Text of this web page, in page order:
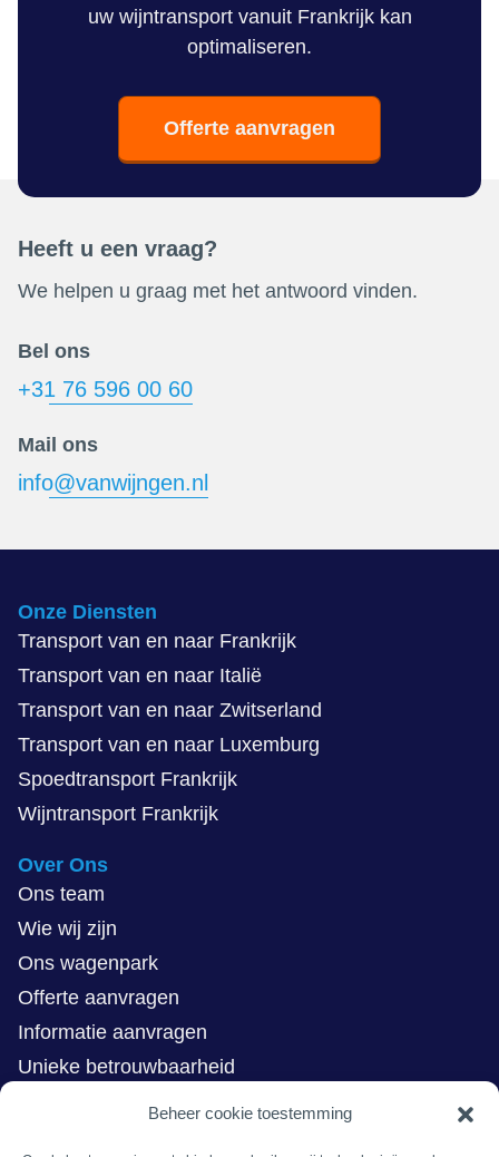
Beheer cookie toestemming
uw wijntransport vanuit Frankrijk kan
optimaliseren.
Offerte aanvragen
Heeft u een vraag?
We helpen u graag met het antwoord vinden.
Bel ons
+31 76 596 00 60
Mail ons
info@vanwijngen.nl
Onze Diensten
Transport van en naar Frankrijk
Transport van en naar Italië
Transport van en naar Zwitserland
Transport van en naar Luxemburg
Spoedtransport Frankrijk
Wijntransport Frankrijk
Over Ons
Ons team
Wie wij zijn
Ons wagenpark
Offerte aanvragen
Informatie aanvragen
Unieke betrouwbaarheid
Bericht van de CEO